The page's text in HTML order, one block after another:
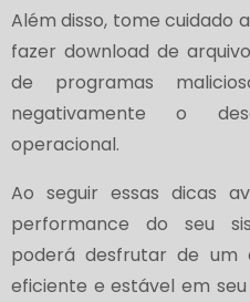
Além disso, tome cuidado
fazer download de
de programas
negativamente o
operacional.
Ao seguir essas dicas
performance do seu
poderá desfrutar de um
eficiente e estável em